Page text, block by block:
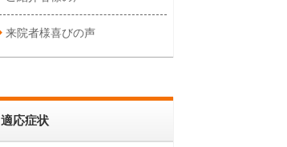
来院者様喜びの声
適応症状